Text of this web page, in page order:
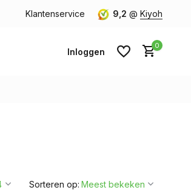
Gratis verzending v.a. € 40,- (Alleen Nederland)
Klantenservice 9,2 @ Kiyoh
Inloggen
0
Sorteren op: